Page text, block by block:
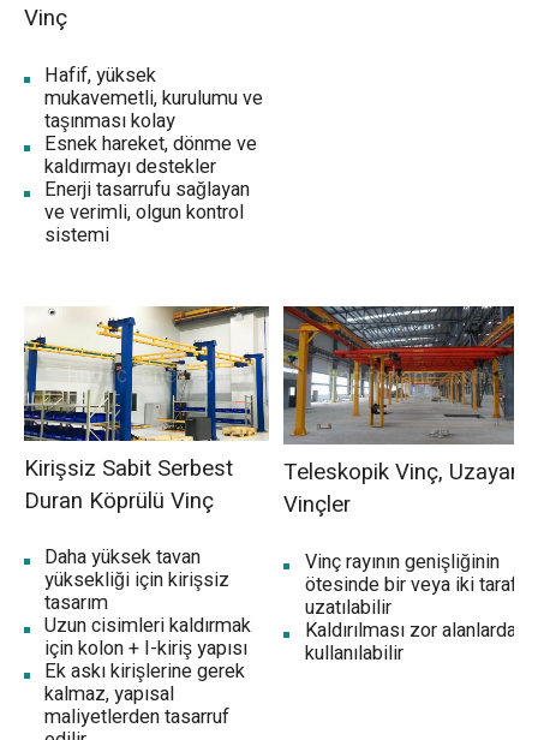
Vinç
Hafif, yüksek
mukavemetli, kurulumu ve
taşınması kolay
Esnek hareket, dönme ve
kaldırmayı destekler
Enerji tasarrufu sağlayan
ve verimli, olgun kontrol
sistemi
Kirişsiz Sabit Serbest
Duran Köprülü Vinç
Daha yüksek tavan
yüksekliği için kirişsiz
tasarım
Uzun cisimleri kaldırmak
için kolon + I-kiriş yapısı
Ek askı kirişlerine gerek
kalmaz, yapısal
maliyetlerden tasarruf
Teleskopik Vinç, Uzayan
Vinçler
Vinç rayının genişliğinin
ötesinde bir veya iki tarafa
uzatılabilir
Kaldırılması zor alanlarda
kullanılabilir